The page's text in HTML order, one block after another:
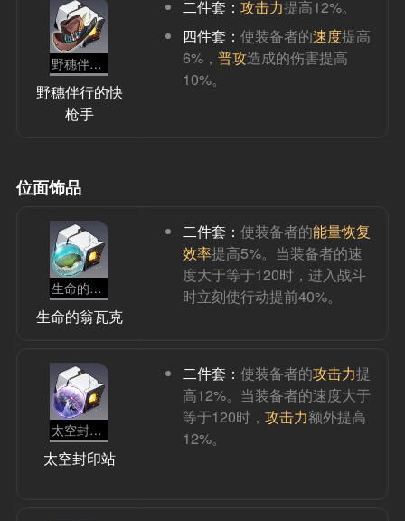
野穗伴行的快枪手
野穗伴行的快
枪手
二件套：攻击力提高12%。
四件套：使装备者的速度提高
6%，普攻造成的伤害提高
10%。
位面饰品
生命的翁瓦克
生命的翁瓦克
二件套：使装备者的能量恢复
效率提高5%。当装备者的速
度大于等于120时，进入战斗
时立刻使行动提前40%。
太空封印站
太空封印站
二件套：使装备者的攻击力提
高12%。当装备者的速度大于
等于120时，攻击力额外提高
12%。